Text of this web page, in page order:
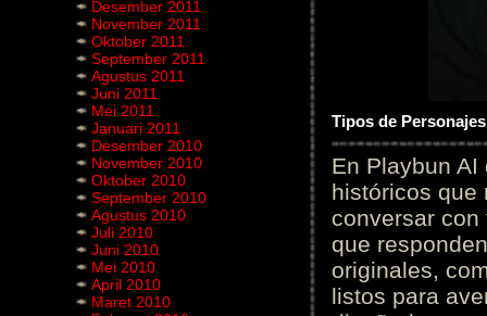
Desember 2011
November 2011
Oktober 2011
September 2011
Agustus 2011
Juni 2011
Mei 2011
Januari 2011
Desember 2010
November 2010
Oktober 2010
September 2010
Agustus 2010
Juli 2010
Juni 2010
Mei 2010
April 2010
Maret 2010
Tipos de
En Playbun
históricos que
conversar
que
originales,
listos para